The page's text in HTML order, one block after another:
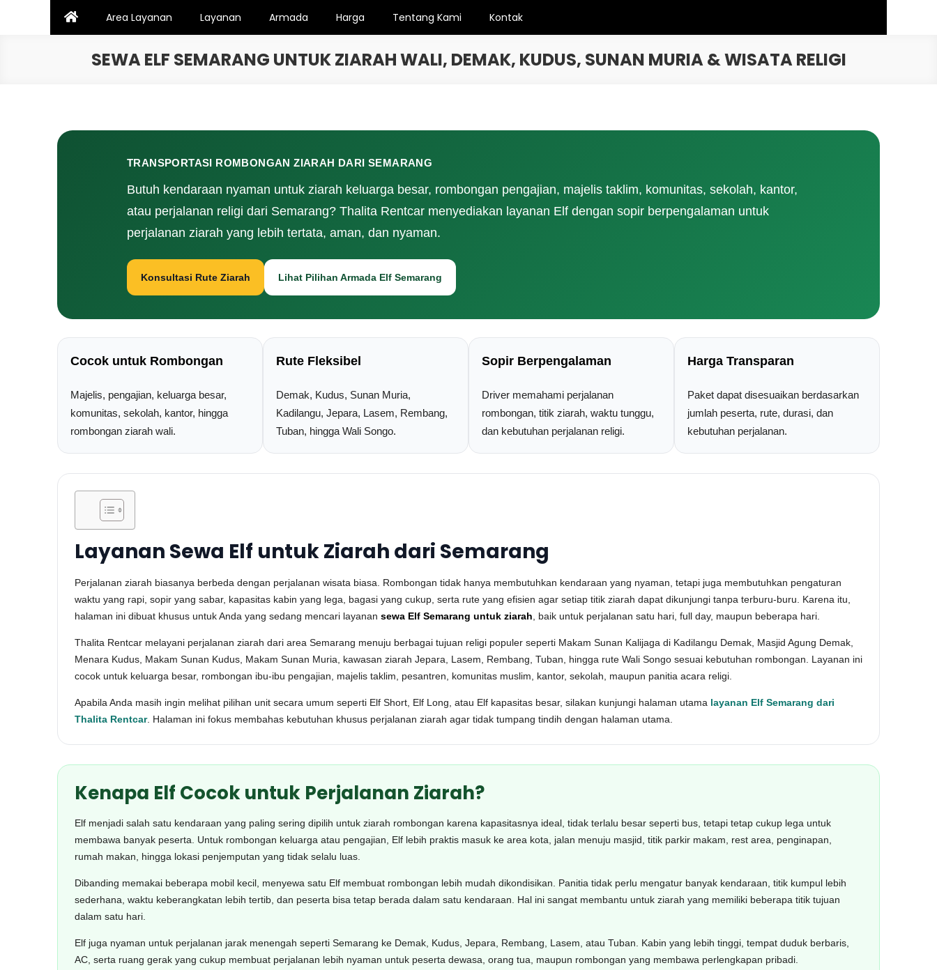
Area Layanan Layanan Armada Harga Tentang Kami Kontak
SEWA ELF SEMARANG UNTUK ZIARAH WALI, DEMAK, KUDUS, SUNAN MURIA & WISATA RELIGI
TRANSPORTASI ROMBONGAN ZIARAH DARI SEMARANG
Butuh kendaraan nyaman untuk ziarah keluarga besar, rombongan pengajian, majelis taklim, komunitas, sekolah, kantor,
atau perjalanan religi dari Semarang? Thalita Rentcar menyediakan layanan Elf dengan sopir berpengalaman untuk
perjalanan ziarah yang lebih tertata, aman, dan nyaman.
Konsultasi Rute Ziarah Lihat Pilihan Armada Elf Semarang
Cocok untuk Rombongan
Majelis, pengajian, keluarga besar,
komunitas, sekolah, kantor, hingga
rombongan ziarah wali.
Rute Fleksibel
Demak, Kudus, Sunan Muria,
Kadilangu, Jepara, Lasem, Rembang,
Tuban, hingga Wali Songo.
Sopir Berpengalaman
Driver memahami perjalanan
rombongan, titik ziarah, waktu tunggu,
dan kebutuhan perjalanan religi.
Harga Transparan
Paket dapat disesuaikan berdasarkan
jumlah peserta, rute, durasi, dan
kebutuhan perjalanan.
Layanan Sewa Elf untuk Ziarah dari Semarang
Perjalanan ziarah biasanya berbeda dengan perjalanan wisata biasa. Rombongan tidak hanya membutuhkan kendaraan yang nyaman, tetapi juga membutuhkan pengaturan
waktu yang rapi, sopir yang sabar, kapasitas kabin yang lega, bagasi yang cukup, serta rute yang efisien agar setiap titik ziarah dapat dikunjungi tanpa terburu-buru. Karena itu,
halaman ini dibuat khusus untuk Anda yang sedang mencari layanan sewa Elf Semarang untuk ziarah , baik untuk perjalanan satu hari, full day, maupun beberapa hari.
Thalita Rentcar melayani perjalanan ziarah dari area Semarang menuju berbagai tujuan religi populer seperti Makam Sunan Kalijaga di Kadilangu Demak, Masjid Agung Demak,
Menara Kudus, Makam Sunan Kudus, Makam Sunan Muria, kawasan ziarah Jepara, Lasem, Rembang, Tuban, hingga rute Wali Songo sesuai kebutuhan rombongan. Layanan ini
cocok untuk keluarga besar, rombongan ibu-ibu pengajian, majelis taklim, pesantren, komunitas muslim, kantor, sekolah, maupun panitia acara religi.
Apabila Anda masih ingin melihat pilihan unit secara umum seperti Elf Short, Elf Long, atau Elf kapasitas besar, silakan kunjungi halaman utama layanan Elf Semarang dari
Thalita Rentcar. Halaman ini fokus membahas kebutuhan khusus perjalanan ziarah agar tidak tumpang tindih dengan halaman utama.
Kenapa Elf Cocok untuk Perjalanan Ziarah?
Elf menjadi salah satu kendaraan yang paling sering dipilih untuk ziarah rombongan karena kapasitasnya ideal, tidak terlalu besar seperti bus, tetapi tetap cukup lega untuk
membawa banyak peserta. Untuk rombongan keluarga atau pengajian, Elf lebih praktis masuk ke area kota, jalan menuju masjid, titik parkir makam, rest area, penginapan,
rumah makan, hingga lokasi penjemputan yang tidak selalu luas.
Dibanding memakai beberapa mobil kecil, menyewa satu Elf membuat rombongan lebih mudah dikondisikan. Panitia tidak perlu mengatur banyak kendaraan, titik kumpul lebih
sederhana, waktu keberangkatan lebih tertib, dan peserta bisa tetap berada dalam satu kendaraan. Hal ini sangat membantu untuk ziarah yang memiliki beberapa titik tujuan
dalam satu hari.
Elf juga nyaman untuk perjalanan jarak menengah seperti Semarang ke Demak, Kudus, Jepara, Rembang, Lasem, atau Tuban. Kabin yang lebih tinggi, tempat duduk berbaris,
AC, serta ruang gerak yang cukup membuat perjalanan lebih nyaman untuk peserta dewasa, orang tua, maupun rombongan yang membawa perlengkapan pribadi.